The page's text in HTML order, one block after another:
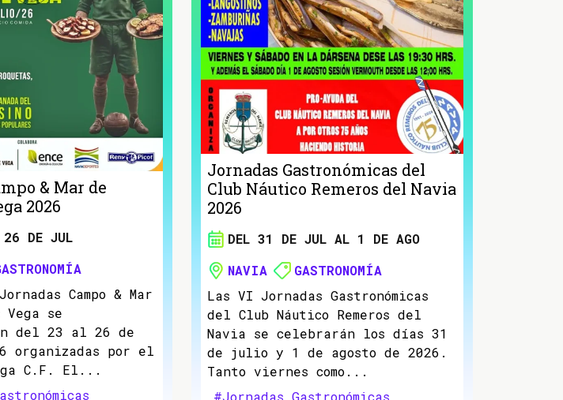
& Mar de
2026
DE JUL
Campo & Mar
se
del 23 al 26 de
organizadas por el
C.F. El...
Jornadas Gastronómicas del
Club Náutico Remeros del Navia
2026
DEL 31 DE JUL AL 1 DE AGO
NAVIA
GASTRONOMÍA
Las VI Jornadas Gastronómicas
del Club Náutico Remeros del
Navia se celebrarán los días 31
de julio y 1 de agosto de 2026.
Tanto viernes como...
#Jornadas Gastronómicas